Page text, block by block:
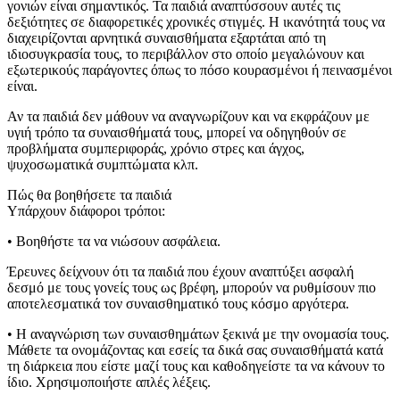
γονιών είναι σημαντικός. Τα παιδιά αναπτύσσουν αυτές τις
δεξιότητες σε διαφορετικές χρονικές στιγμές. Η ικανότητά τους να
διαχειρίζονται αρνητικά συναισθήματα εξαρτάται από τη
ιδιοσυγκρασία τους, το περιβάλλον στο οποίο μεγαλώνουν και
εξωτερικούς παράγοντες όπως το πόσο κουρασμένοι ή πεινασμένοι
είναι.
Αν τα παιδιά δεν μάθουν να αναγνωρίζουν και να εκφράζουν με
υγιή τρόπο τα συναισθήματά τους, μπορεί να οδηγηθούν σε
προβλήματα συμπεριφοράς, χρόνιο στρες και άγχος,
ψυχοσωματικά συμπτώματα κλπ.
Πώς θα βοηθήσετε τα παιδιά
Υπάρχουν διάφοροι τρόποι:
• Βοηθήστε τα να νιώσουν ασφάλεια.
Έρευνες δείχνουν ότι τα παιδιά που έχουν αναπτύξει ασφαλή
δεσμό με τους γονείς τους ως βρέφη, μπορούν να ρυθμίσουν πιο
αποτελεσματικά τον συναισθηματικό τους κόσμο αργότερα.
• Η αναγνώριση των συναισθημάτων ξεκινά με την ονομασία τους.
Μάθετε τα ονομάζοντας και εσείς τα δικά σας συναισθήματά κατά
τη διάρκεια που είστε μαζί τους και καθοδηγείστε τα να κάνουν το
ίδιο. Χρησιμοποιήστε απλές λέξεις.